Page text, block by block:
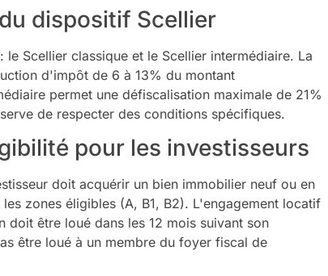
dispositif Scellier
Scellier classique et le Scellier intermédiaire. La
d'impôt de 6 à 13% du montant
permet une défiscalisation maximale de 21%
de respecter des conditions spécifiques.
pour les investisseurs
doit acquérir un bien immobilier neuf ou en
zones éligibles (A, B1, B2). L'engagement locatif
doit être loué dans les 12 mois suivant son
être loué à un membre du foyer fiscal de